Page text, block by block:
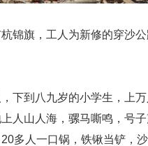
锦旗，工人为新修的穿沙
，下到八九岁的小学生，上
人山人海，骡马嘶鸣，号
多人一口锅，铁锹当铲，